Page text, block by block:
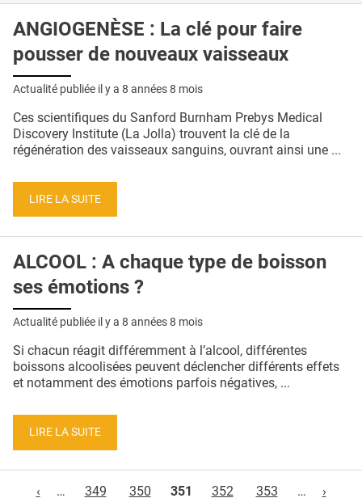
ANGIOGENÈSE : La clé pour faire
pousser de nouveaux vaisseaux
Actualité publiée il y a 8 années 8 mois
Ces scientifiques du Sanford Burnham Prebys Medical
Discovery Institute (La Jolla) trouvent la clé de la
régénération des vaisseaux sanguins, ouvrant ainsi une ...
LIRE LA SUITE
ALCOOL : A chaque type de boisson
ses émotions ?
Actualité publiée il y a 8 années 8 mois
Si chacun réagit différemment à l’alcool, différentes
boissons alcoolisées peuvent déclencher différents effets
et notamment des émotions parfois négatives, ...
LIRE LA SUITE
‹
… 349 350 351 352 353 … ›